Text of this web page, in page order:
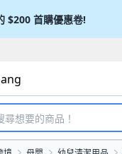
$200 首購優惠卷!